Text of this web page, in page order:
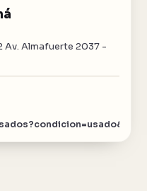
Av. Almafuerte 2037 -